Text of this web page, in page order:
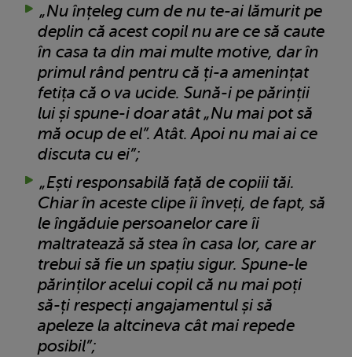
„Nu înțeleg cum de nu te-ai lămurit pe
deplin că acest copil nu are ce să caute
în casa ta din mai multe motive, dar în
primul rând pentru că ți-a amenințat
fetița că o va ucide. Sună-i pe părinții
lui și spune-i doar atât „Nu mai pot să
mă ocup de el”. Atât. Apoi nu mai ai ce
discuta cu ei”;
„Ești responsabilă față de copiii tăi.
Chiar în aceste clipe îi înveți, de fapt, să
le îngăduie persoanelor care îi
maltratează să stea în casa lor, care ar
trebui să fie un spațiu sigur. Spune-le
părinților acelui copil că nu mai poți
să-ți respecți angajamentul și să
apeleze la altcineva cât mai repede
posibil”;